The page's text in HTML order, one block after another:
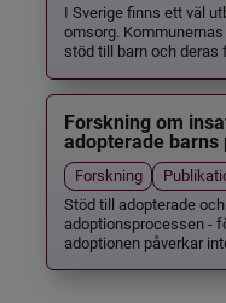
I Sverige finns ett väl
omsorg.
stöd till barn och deras
Forskning om
adopterade
Forskning
Stöd till adopterade
adoptionsprocessen -
adoptionen påverkar